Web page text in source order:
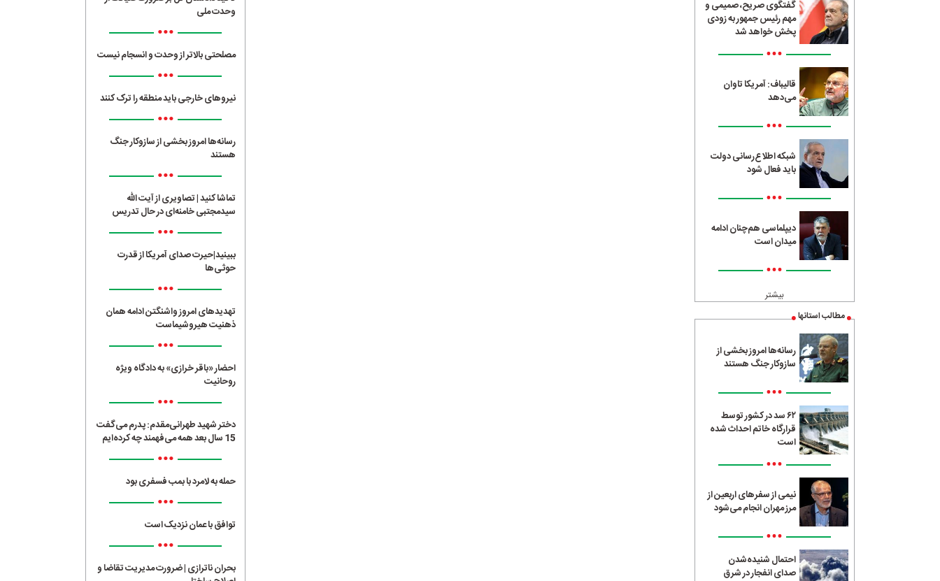
گفتگوی صریح، صمیمی و
مهم رئیس جمهور به زودی
پخش خواهد شد
•••
قالیباف: آمریکا تاوان
می‌دهد
•••
شبکه اطلاع‌رسانی دولت
باید فعال شود
•••
دیپلماسی هم‌چنان ادامه
میدان است
•••
بیشتر
مطالب استانها
رسانه‌ها امروز بخشی از
سازوکار جنگ هستند
•••
۶۲ سد در کشور توسط
قرارگاه خاتم احداث شده
است
•••
نیمی از سفرهای اربعین از
مرز مهران انجام می‌شود
•••
احتمال شنیده‌شدن
صدای انفجار در شرق
وحدت ملی
•••
مصلحتی بالاتر از وحدت و انسجام نیست
•••
نیروهای خارجی باید منطقه را ترک کنند
•••
رسانه‌ها امروز بخشی از سازوکار جنگ
هستند
•••
تماشا کنید | تصاویری از آیت الله
سیدمجتبی خامنه‌ای در حال تدریس
•••
ببینید|حیرت صدای آمریکا از قدرت
حوثی‌ها
•••
تهدیدهای امروز واشنگتن ادامه همان
ذهنیت هیروشیماست
•••
احضار «باقر خرازی» به دادگاه ویژه
روحانیت
•••
دختر شهید طهرانی‌مقدم: پدرم می‌گفت
15 سال بعد همه می‌فهمند چه کرده‌ایم
•••
حمله به لامرد با بمب فسفری بود
•••
توافق با عمان نزدیک است
•••
بحران ناترازی | ضرورت مدیریت تقاضا و